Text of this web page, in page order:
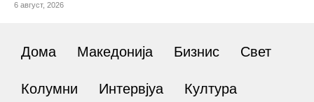
6 август, 2026
Дома Македонија Бизнис Свет
Колумни Интервјуа Култура